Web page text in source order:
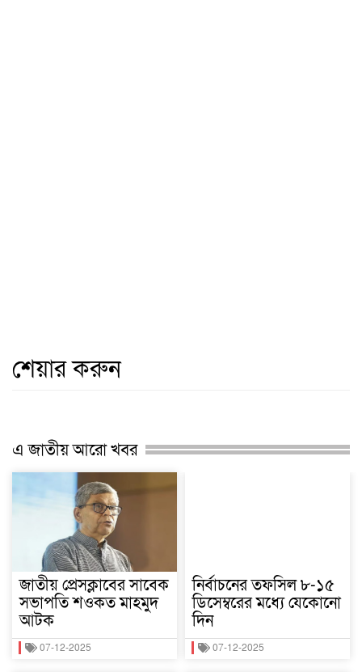
শেয়ার করুন
এ জাতীয় আরো খবর
জাতীয় প্রেসক্লাবের সাবেক
সভাপতি শওকত মাহমুদ
আটক
07-12-2025
নির্বাচনের তফসিল ৮-১৫
ডিসেম্বরের মধ্যে যেকোনো
দিন
07-12-2025